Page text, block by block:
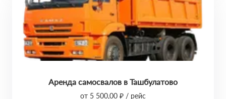
Аренда самосвалов в Ташбулатово
от 5 500,00 ₽ / рейс